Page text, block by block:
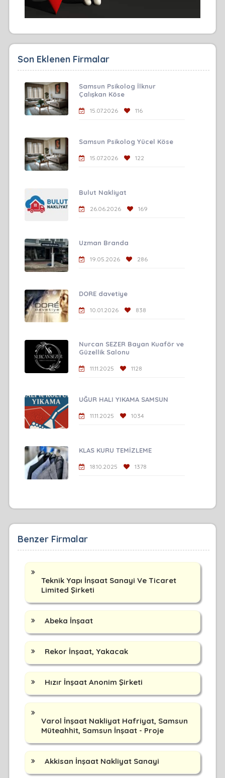
Son Eklenen Firmalar
Samsun Psikolog İlknur
Çalışkan Köse
15.07.2026 116
Samsun Psikolog Yücel Köse
15.07.2026 122
Bulut Nakliyat
26.06.2026 169
Uzman Branda
19.05.2026 286
DORE davetiye
10.01.2026 838
Nurcan SEZER Bayan Kuaför ve
Güzellik Salonu
11.11.2025 1128
UĞUR HALI YIKAMA SAMSUN
11.11.2025 1034
KLAS KURU TEMİZLEME
18.10.2025 1378
Benzer Firmalar
Teknik Yapı İnşaat Sanayi Ve Ticaret
Limited Şirketi
Abeka İnşaat
Rekor İnşaat, Yakacak
Hızır İnşaat Anonim Şirketi
Varol İnşaat Nakliyat Hafriyat, Samsun
Müteahhit, Samsun İnşaat - Proje
Akkisan İnşaat Nakliyat Sanayi